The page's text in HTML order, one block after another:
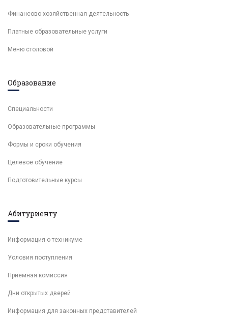
Финансово-хозяйственная деятельность
Платные образовательные услуги
Меню столовой
Образование
Специальности
Образовательные программы
Формы и сроки обучения
Целевое обучение
Подготовительные курсы
Абитуриенту
Информация о техникуме
Условия поступления
Приемная комиссия
Дни открытых дверей
Информация для законных представителей